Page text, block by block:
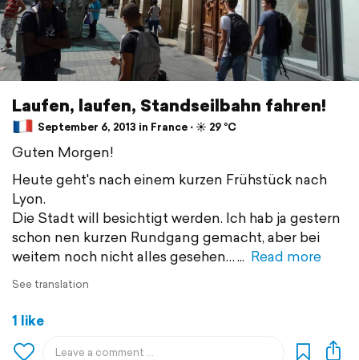
Laufen, laufen, Standseilbahn fahren!
September 6, 2013 in France ⋅ ☀️ 29 °C
Guten Morgen!
Heute geht's nach einem kurzen Frühstück nach
Lyon.
Die Stadt will besichtigt werden. Ich hab ja gestern
schon nen kurzen Rundgang gemacht, aber bei
weitem noch nicht alles gesehen…
Read more
See translation
1 like